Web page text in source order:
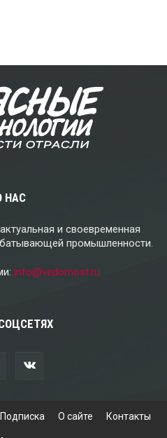
НАС
и своевременная
промышленности.
info@vedomost.ru
Подписка О сайте Контакты